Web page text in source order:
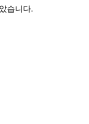
습니다.